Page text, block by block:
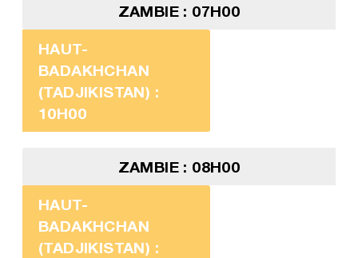
ZAMBIE : 07H00
HAUT-
BADAKHCHAN
(TADJIKISTAN) :
10H00
ZAMBIE : 08H00
HAUT-
BADAKHCHAN
(TADJIKISTAN) :